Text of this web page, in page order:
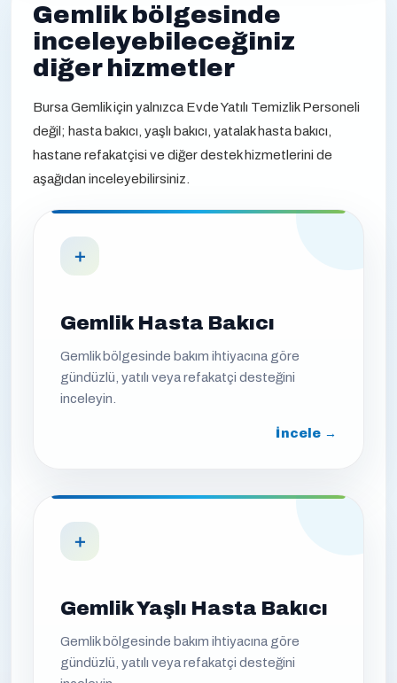
Gemlik bölgesinde
inceleyebileceğiniz
diğer hizmetler
Bursa Gemlik için yalnızca Evde Yatılı Temizlik Personeli
değil; hasta bakıcı, yaşlı bakıcı, yatalak hasta bakıcı,
hastane refakatçisi ve diğer destek hizmetlerini de
aşağıdan inceleyebilirsiniz.
＋
Gemlik Hasta Bakıcı
Gemlik bölgesinde bakım ihtiyacına göre
gündüzlü, yatılı veya refakatçi desteğini
inceleyin.
İncele →
＋
Gemlik Yaşlı Hasta Bakıcı
Gemlik bölgesinde bakım ihtiyacına göre
gündüzlü, yatılı veya refakatçi desteğini